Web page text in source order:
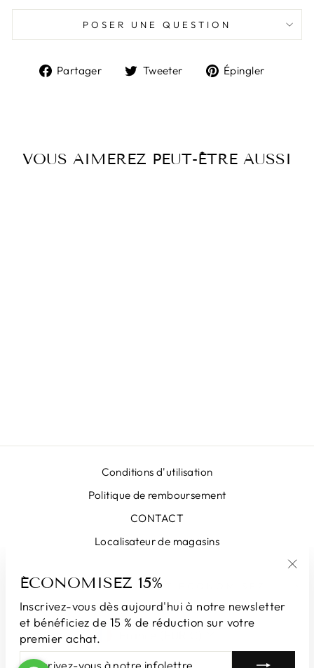
ÉCONOMISEZ 15%
Inscrivez-vous dès aujourd'hui à notre newsletter
et bénéficiez de 15 % de réduction sur votre
premier achat.
INSCRIVEZ-
S'INSCRIRE
POSER UNE QUESTION
Partager
PartagerTweeter
TweeterÉpingler
VOUS AIMEREZ PEUT-ÊTRE AUSSI
Conditions d'utilisation
Politique de remboursement
CONTACT
Localisateur de magasins
INSCRIVEZ-VOUS ET ÉCONOMISEZ
DEVISE